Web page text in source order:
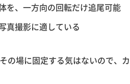
を、一方向の回転だけ追尾可能
真撮影に適している
の場に固定する気はないので、